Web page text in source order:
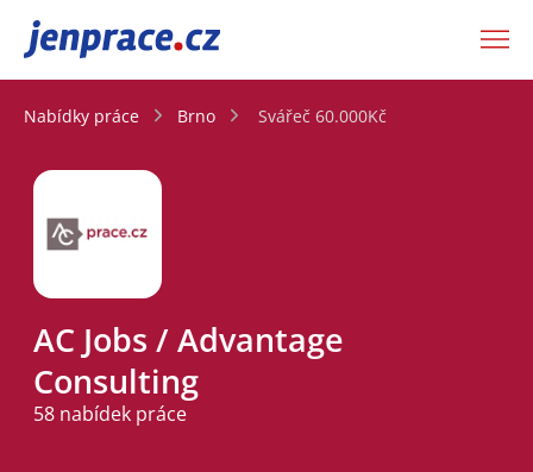
JenPráce.cz
Nabídky práce Brno Svářeč 60.000Kč
AC Jobs / Advantage
Consulting
58 nabídek práce